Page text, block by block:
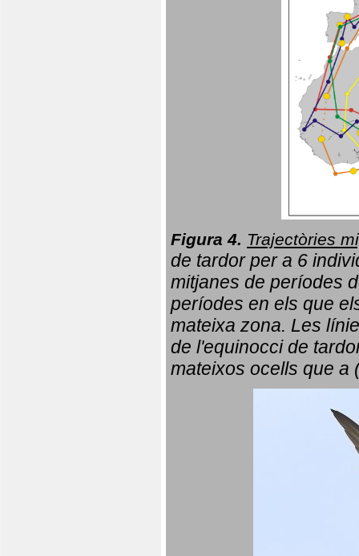
Figura 4. Trajectòries
de tardor per a 6
mitjanes de períodes
períodes en els que
mateixa zona. Les
de l'equinocci de
mateixos ocells que a